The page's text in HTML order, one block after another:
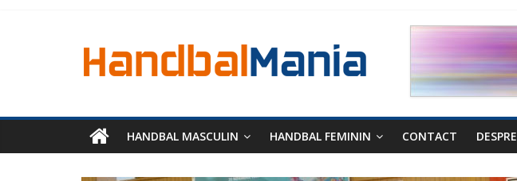
HANDBAL MASCULIN HANDBAL FEMININ CONTACT DESPRE